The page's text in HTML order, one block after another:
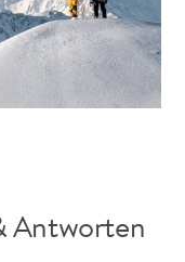
Antworten